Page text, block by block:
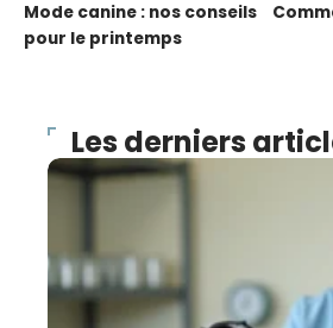
Mode canine : nos conseils
pour le printemps
Les derniers